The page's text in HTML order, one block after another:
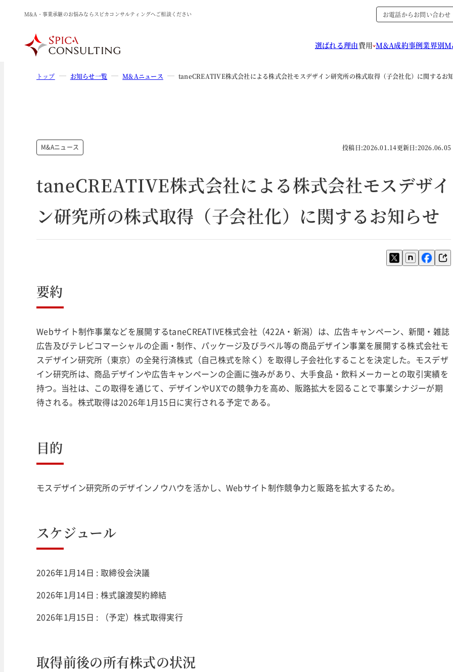
M&A・事業承継のお悩みならスピカコンサルティングへご相談ください お電話からお問い合わせ
選ばれる理由費用 M&A成約事例業界別
トップ お知らせ一覧 M&Aニュース taneCREATIVE株式会社による株式会社モスデザイン研究所の株式取得（子会社化）に関するお
M&Aニュース 投稿日:2026.01.14更新日:2026.06.05
taneCREATIVE株式会社による株式会社モスデザイ
ン研究所の株式取得（子会社化）に関するお知らせ
要約
Webサイト制作事業などを展開するtaneCREATIVE株式会社（422A・新潟）は、広告キャンペーン、新聞・雑誌
広告及びテレビコマーシャルの企画・制作、パッケージ及びラベル等の商品デザイン事業を展開する株式会社モ
スデザイン研究所（東京）の全発行済株式（自己株式を除く）を取得し子会社化することを決定した。モスデザ
イン研究所は、商品デザインや広告キャンペーンの企画に強みがあり、大手食品・飲料メーカーとの取引実績を
持つ。当社は、この取得を通じて、デザインやUXでの競争力を高め、販路拡大を図ることで事業シナジーが期
待される。株式取得は2026年1月15日に実行される予定である。
目的
モスデザイン研究所のデザインノウハウを活かし、Webサイト制作競争力と販路を拡大するため。
スケジュール
2026年1月14日 : 取締役会決議
2026年1月14日 : 株式譲渡契約締結
2026年1月15日 : （予定）株式取得実行
取得前後の所有株式の状況